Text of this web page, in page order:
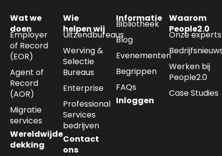
Wat we
doen
Employer
of Record
(EOR)
Agent of
Record
(AOR)
Migratie
services
Wereldwijde
dekking
Wie
helpen wij
Uitzendbureaus
Werving &
Selectie
Bureaus
Enterprise
Professional
Services
bedrijven
Contact
ons
Informatie
Bibliotheek
Blog
Evenementen
Begrippen
FAQs
Inloggen
Waarom
People2.0
Onze experts
Werken bij
People2.0
Case Studies